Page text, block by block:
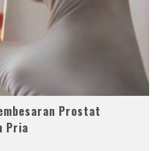
Prostat
Pria